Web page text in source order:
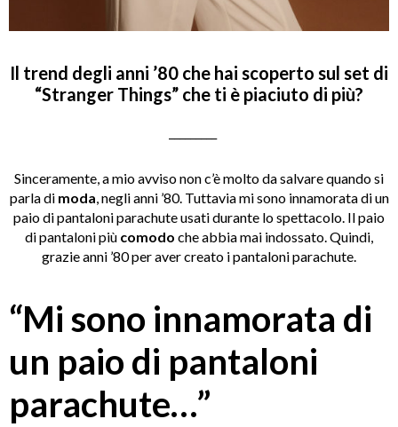
Il trend degli anni ’80 che hai scoperto sul set di
“Stranger Things” che ti è piaciuto di più?
Sinceramente, a mio avviso non c’è molto da salvare quando si
parla dimoda, negli anni ’80. Tuttavia mi sono innamorata di un
paio di pantaloni parachute usati durante lo spettacolo. Il paio
di pantaloni più comodo che abbia mai indossato. Quindi,
grazie anni ’80 per aver creato i pantaloni parachute.
“Mi sono innamorata di
un paio di pantaloni
parachute…”